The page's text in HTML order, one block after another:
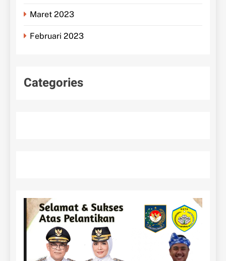
Maret 2023
Februari 2023
Categories